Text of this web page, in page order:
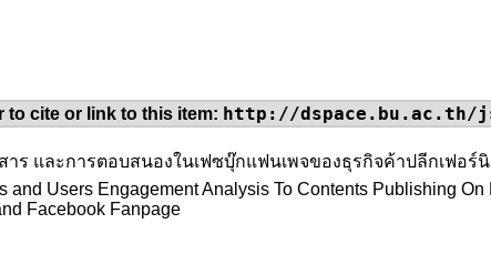
to cite or link to this item: http://dspace.bu.ac.th/
าร และการตอบสนองในเฟซบุ๊กแฟนเพจของธุรกิจค้าปลีกเฟอร์
and Users Engagement Analysis To Contents Publishing
Facebook Fanpage